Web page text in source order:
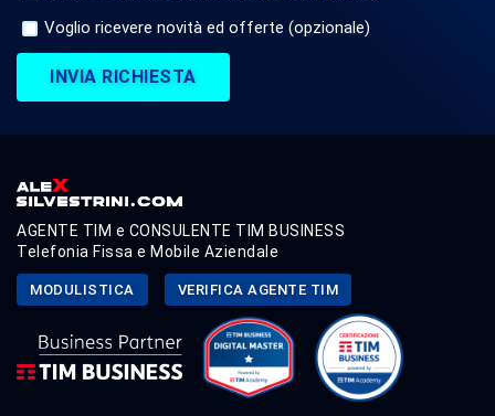
Voglio ricevere novità ed offerte (opzionale)
INVIA RICHIESTA
AGENTE TIM e CONSULENTE TIM BUSINESS
Telefonia Fissa e Mobile Aziendale
MODULISTICA VERIFICA AGENTE TIM